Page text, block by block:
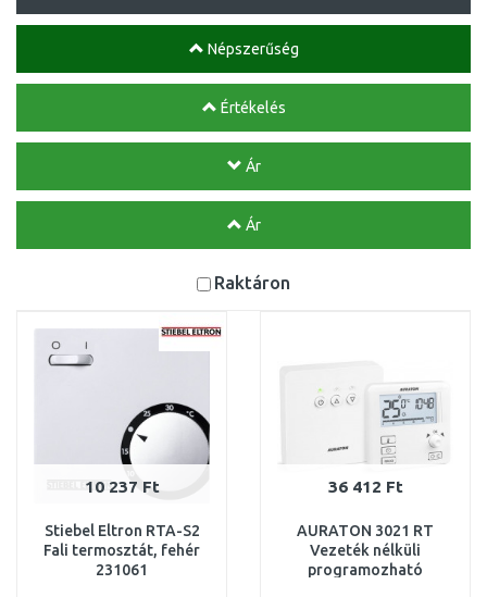
Népszerűség
Értékelés
Ár
Ár
Raktáron
10 237 Ft
Stiebel Eltron RTA-S2
Fali termosztát, fehér
231061
36 412 Ft
AURATON 3021 RT
Vezeték nélküli
programozható